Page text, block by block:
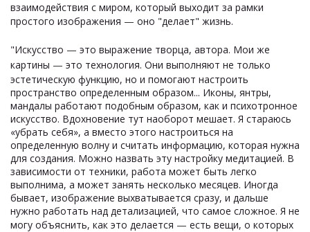
взаимодействия с миром, который выходит за рамки
простого изображения — оно "делает" жизнь.
"Искусство — это выражение творца, автора. Мои же
картины — это технология. Они выполняют не только
эстетическую функцию, но и помогают настроить
пространство определенным образом... Иконы, янтры,
мандалы работают подобным образом, как и психотронное
искусство. Вдохновение тут наоборот мешает. Я стараюсь
«убрать себя», а вместо этого настроиться на
определенную волну и считать информацию, которая нужна
для создания. Можно назвать эту настройку медитацией. В
зависимости от техники, работа может быть легко
выполнима, а может занять несколько месяцев. Иногда
бывает, изображение выхватывается сразу, и дальше
нужно работать над детализацией, что самое сложное. Я не
могу объяснить, как это делается — есть вещи, о которых